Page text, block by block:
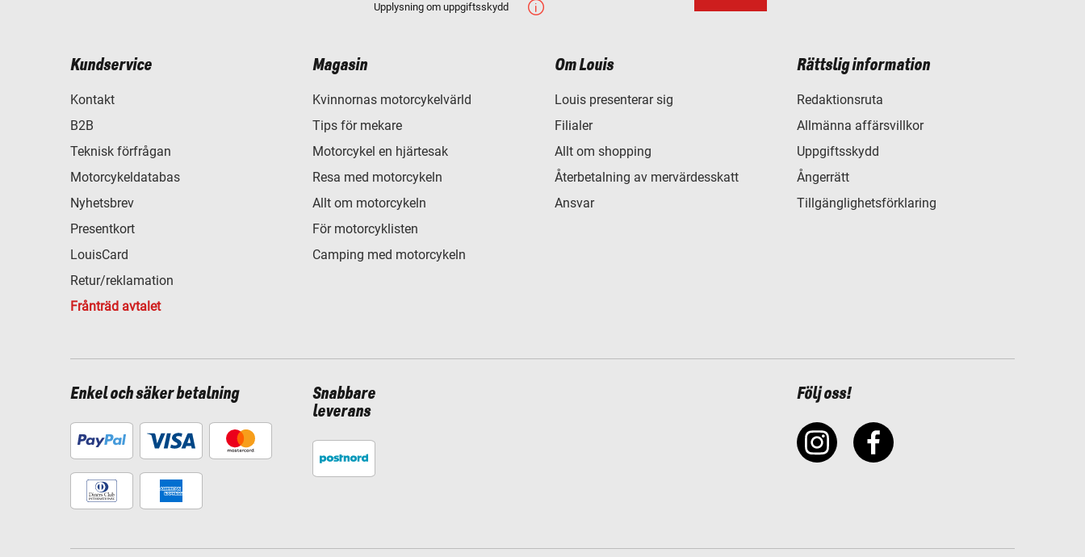
Upplysning om uppgiftsskydd
Kundservice
Kontakt
B2B
Teknisk förfrågan
Motorcykeldatabas
Nyhetsbrev
Presentkort
LouisCard
Retur/reklamation
Frånträd avtalet
Magasin
Kvinnornas motorcykelvärld
Tips för mekare
Motorcykel en hjärtesak
Resa med motorcykeln
Allt om motorcykeln
För motorcyklisten
Camping med motorcykeln
Om Louis
Louis presenterar sig
Filialer
Allt om shopping
Återbetalning av mervärdesskatt
Ansvar
Rättslig information
Redaktionsruta
Allmänna affärsvillkor
Uppgiftsskydd
Ångerrätt
Tillgänglighetsförklaring
Enkel och säker betalning
Snabbare
leverans
Följ oss!